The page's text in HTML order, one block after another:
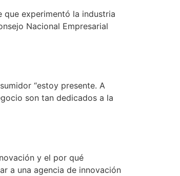
que experimentó la industria
Nacional Empresarial
“estoy presente. A
son tan dedicados a la
y el por qué
a una agencia de innovación